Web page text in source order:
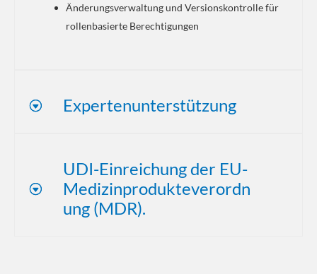
Änderungsverwaltung und Versionskontrolle für
rollenbasierte Berechtigungen
Expertenunterstützung
UDI-Einreichung der EU-
Medizinprodukteverordn
ung (MDR).